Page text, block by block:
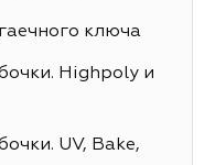
ключа
Highpoly и
UV, Bake,